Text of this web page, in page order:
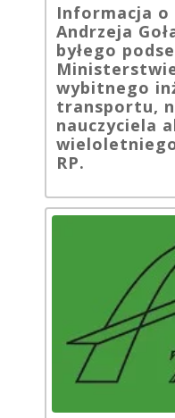
Informacja o
Andrzeja
byłego
wybitnego
transportu,
nauczyciela
wieloletniego
RP.